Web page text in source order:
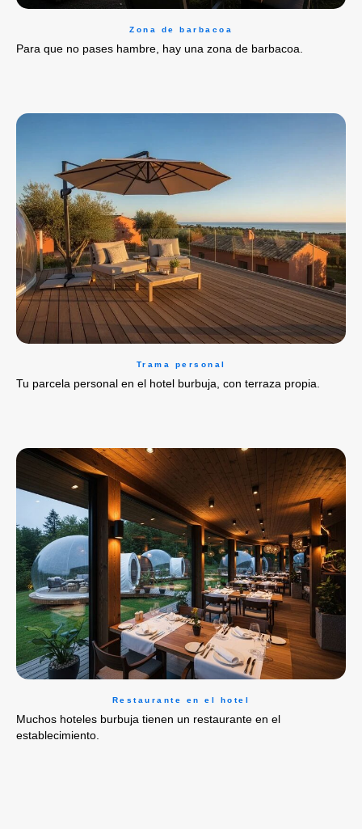
Zona de barbacoa
Para que no pases hambre, hay una zona de barbacoa.
Trama personal
Tu parcela personal en el hotel burbuja, con terraza propia.
Restaurante en el hotel
Muchos hoteles burbuja tienen un restaurante en el
establecimiento.